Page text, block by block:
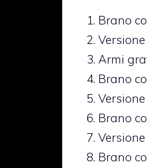
1. Brano
2.
3. Armi
4. Brano
5.
6. Brano
7.
8. Brano